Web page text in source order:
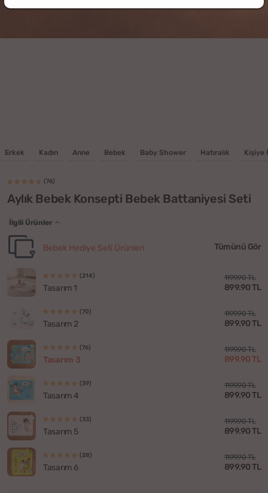
Erkek Kadın Anne Bebek Baby Shower Hatıralık Kişiye
(76)
Aylık Bebek Konsepti Bebek Battaniyesi Seti
İlgili Ürünler
Bebek Hediye Seti Ürünleri Tümünü Gör
(214)
Tasarım 1
1199.90 TL
899.90 TL
(70)
Tasarım 2
1199.90 TL
899.90 TL
(76)
Tasarım 3
1199.90 TL
899.90 TL
(39)
Tasarım 4
1199.90 TL
899.90 TL
(33)
Tasarım 5
1199.90 TL
899.90 TL
(28)
Tasarım 6
1199.90 TL
899.90 TL